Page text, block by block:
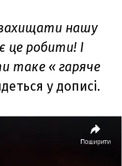
захищати нашу
це робити! І
таке « гаряче
у дописі.